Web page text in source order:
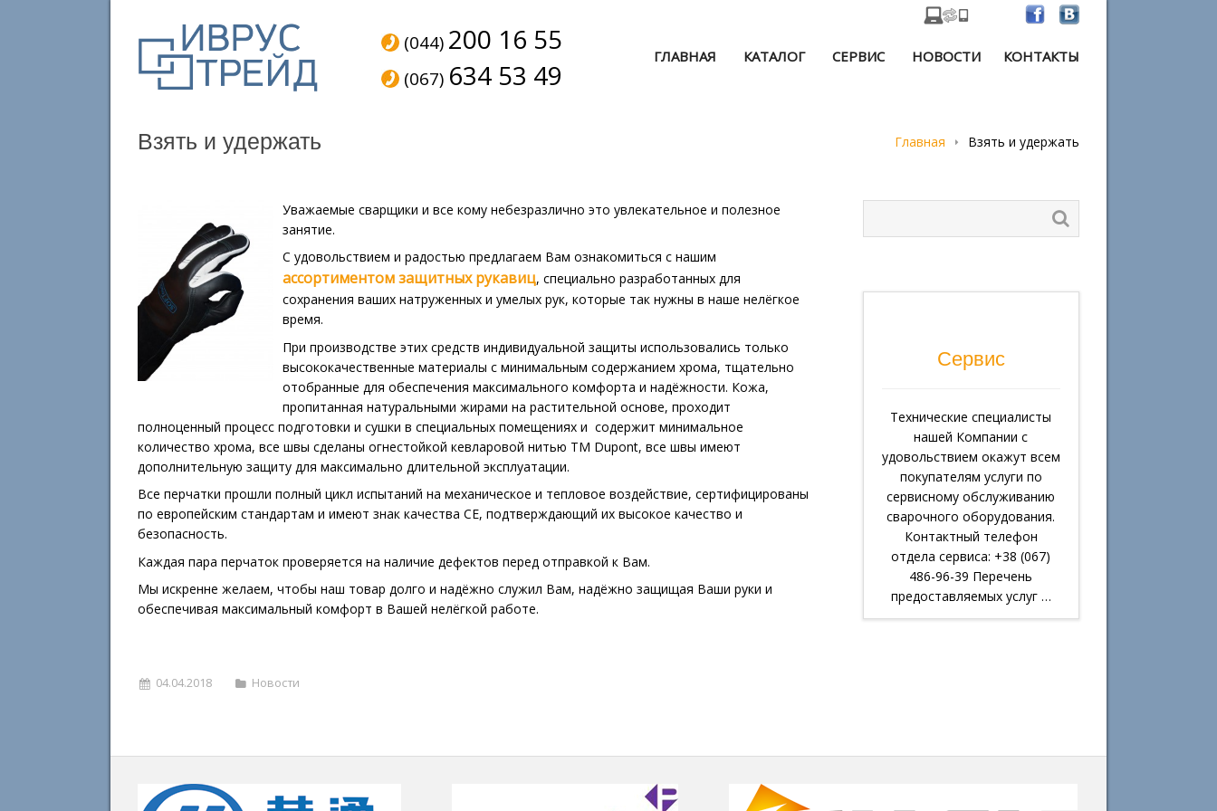
(044) 200 16 55
(067) 634 53 49
ГЛАВНАЯ КАТАЛОГ СЕРВИС НОВОСТИ КОНТАКТЫ
Главная Взять и удержать
Взять и удержать
Уважаемые сварщики и все кому небезразлично это увлекательное и полезное
занятие.
С удовольствием и радостью предлагаем Вам ознакомиться с нашим
ассортиментом защитных рукавиц, специально разработанных для
сохранения ваших натруженных и умелых рук, которые так нужны в наше нелёгкое
время.
При производстве этих средств индивидуальной защиты использовались только
высококачественные материалы с минимальным содержанием хрома, тщательно
отобранные для обеспечения максимального комфорта и надёжности. Кожа,
пропитанная натуральными жирами на растительной основе, проходит
полноценный процесс подготовки и сушки в специальных помещениях и содержит минимальное
количество хрома, все швы сделаны огнестойкой кевларовой нитью ТМ Dupont, все швы имеют
дополнительную защиту для максимально длительной эксплуатации.
Все перчатки прошли полный цикл испытаний на механическое и тепловое воздействие, сертифицированы
по европейским стандартам и имеют знак качества СЕ, подтверждающий их высокое качество и
безопасность.
Каждая пара перчаток проверяется на наличие дефектов перед отправкой к Вам.
Мы искренне желаем, чтобы наш товар долго и надёжно служил Вам, надёжно защищая Ваши руки и
обеспечивая максимальный комфорт в Вашей нелёгкой работе.
04.04.2018 Новости
Сервис
Технические специалисты
нашей Компании с
удовольствием окажут всем
покупателям услуги по
сервисному обслуживанию
сварочного оборудования.
Контактный телефон
отдела сервиса: +38 (067)
486-96-39 Перечень
предоставляемых услуг …